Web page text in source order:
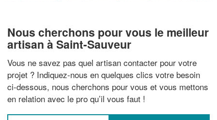
Nous cherchons pour vous le meilleur
artisan à Saint-Sauveur
Vous ne savez pas quel artisan contacter pour votre
projet ? Indiquez-nous en quelques clics votre besoin
ci-dessous, nous cherchons pour vous et vous mettons
en relation avec le pro qu’il vous faut !